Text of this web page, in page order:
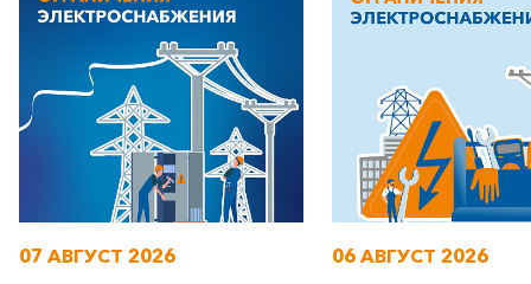
+7-800-700-24-57
Заказать обратный звонок
Частным клиентам
Корпоративным клиентам
07 АВГУСТ 2026 06 АВГУСТ 2026